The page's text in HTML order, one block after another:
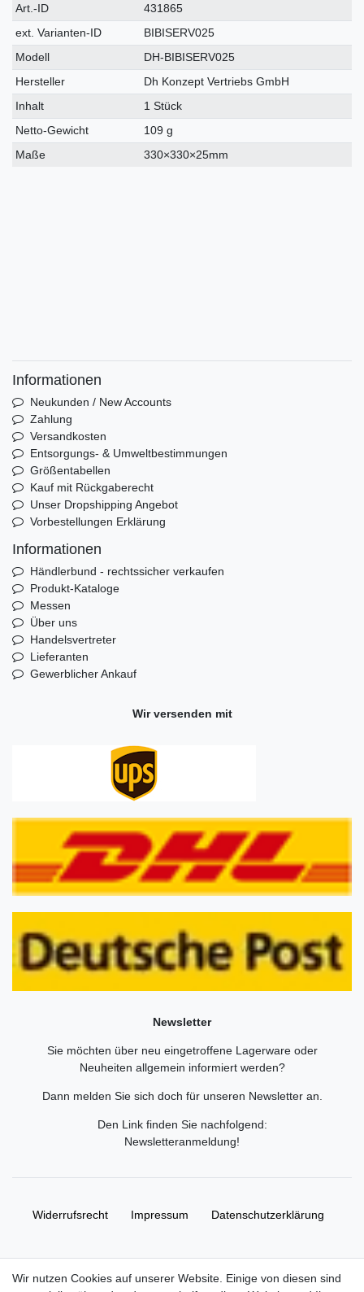
Technisches
Merkmal
Wert
Art.-ID
431865
ext. Varianten-ID
BIBISERV025
Modell
DH-BIBISERV025
Hersteller
Dh Konzept Vertriebs GmbH
Inhalt
1 Stück
Netto-Gewicht
109 g
Maße
330×330×25mm
Informationen
Neukunden / New Accounts
Zahlung
Versandkosten
Entsorgungs- & Umweltbestimmungen
Größentabellen
Kauf mit Rückgaberecht
Unser Dropshipping Angebot
Vorbestellungen Erklärung
Informationen
Händlerbund - rechtssicher verkaufen
Produkt-Kataloge
Messen
Über uns
Handelsvertreter
Lieferanten
Gewerblicher Ankauf
Wir versenden mit
Newsletter
Sie möchten über neu eingetroffene Lagerware oder
Neuheiten allgemein informiert werden?
Dann melden Sie sich doch für unseren Newsletter an.
Den Link finden Sie nachfolgend:
Newsletteranmeldung!
Widerrufs­recht Impressum Daten­schutz­erklärung
Wir nutzen Cookies auf unserer Website. Einige von diesen sind